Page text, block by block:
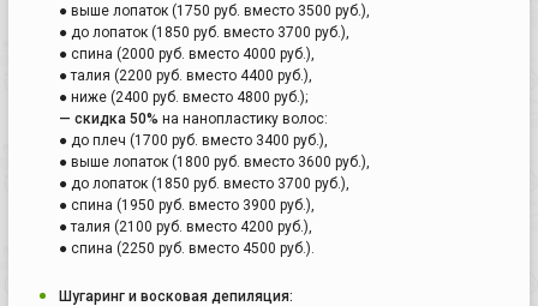
● выше лопаток (1750 руб. вместо 3500 руб.),
● до лопаток (1850 руб. вместо 3700 руб.),
● спина (2000 руб. вместо 4000 руб.),
● талия (2200 руб. вместо 4400 руб.),
● ниже (2400 руб. вместо 4800 руб.);
— скидка 50% на нанопластику волос:
● до плеч (1700 руб. вместо 3400 руб.),
● выше лопаток (1800 руб. вместо 3600 руб.),
● до лопаток (1850 руб. вместо 3700 руб.),
● спина (1950 руб. вместо 3900 руб.),
● талия (2100 руб. вместо 4200 руб.),
● спина (2250 руб. вместо 4500 руб.).
Шугаринг и восковая депиляция: